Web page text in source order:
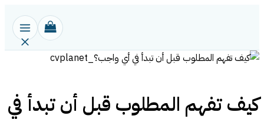
كيف تفهم المطلوب قبل أن تبدأ في